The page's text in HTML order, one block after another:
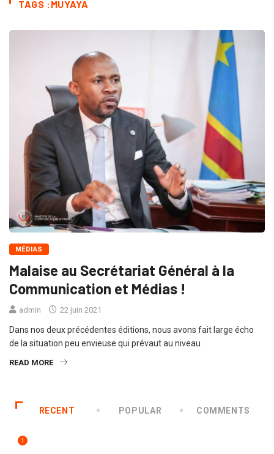
TAGS :MUYAYA
MÉDIAS
Malaise au Secrétariat Général à la
Communication et Médias !
admin 22 juin 2021
Dans nos deux précédentes éditions, nous avons fait large écho
de la situation peu envieuse qui prévaut au niveau
READ MORE
RECENT POPULAR COMMENTS
1